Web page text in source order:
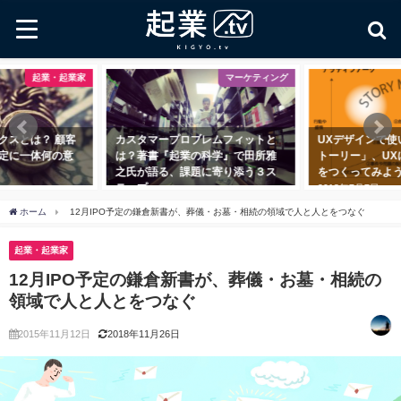
マーケティング
カスタマープロブレムフィットと
は？著書『起業の科学』で田所雅
之氏が語る、課題に寄り添う３ス
テップ
起業・起業
UXデザインで使いたい「３つのス
トーリー」、UXにクライマックス
をつくってみよう
2018年7月7日
ホーム 12月IPO予定の鎌倉新書が、葬儀・お墓・相続の領域で人と人とをつなぐ
起業・起業家
12月IPO予定の鎌倉新書が、葬儀・お墓・相続の
領域で人と人とをつなぐ
2015年11月12日 2018年11月26日